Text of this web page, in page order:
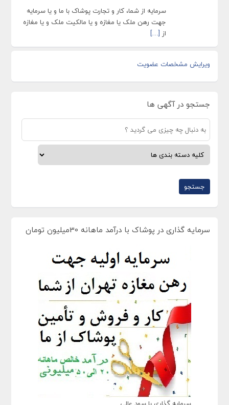
سرمایه از شما، کار و تجارت پوشاک با ما و یا سرمایه
جهت رهن ملک یا مغازه و یا مالکیت ملک و یا مغازه
از […]
ویرایش مشخصات عضویت
جستجو در آگهی ها
سرمایه گذاری در پوشاک با درآمد ماهانه 30میلیون تومان